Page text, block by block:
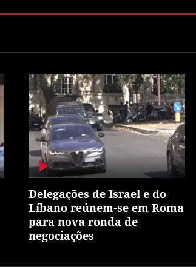
Delegações de Israel e do
Líbano reúnem-se em Roma
para nova ronda de
negociações